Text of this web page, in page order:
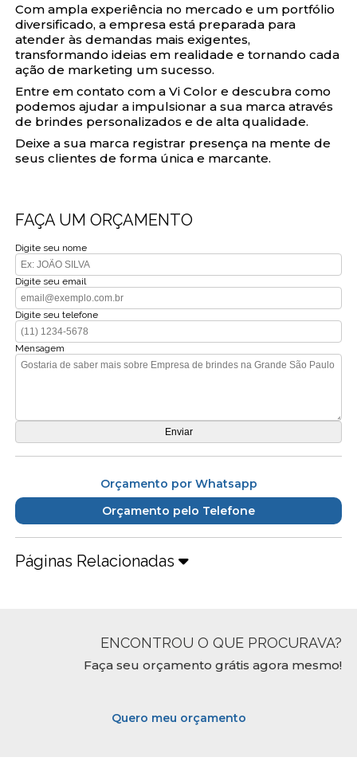
Com ampla experiência no mercado e um portfólio
diversificado, a empresa está preparada para
atender às demandas mais exigentes,
transformando ideias em realidade e tornando cada
ação de marketing um sucesso.
Entre em contato com a Vi Color e descubra como
podemos ajudar a impulsionar a sua marca através
de brindes personalizados e de alta qualidade.
Deixe a sua marca registrar presença na mente de
seus clientes de forma única e marcante.
FAÇA UM ORÇAMENTO
Digite seu nome
Digite seu email
Digite seu telefone
Mensagem
Orçamento por Whatsapp
Orçamento pelo Telefone
Páginas Relacionadas
ENCONTROU O QUE PROCURAVA?
Faça seu orçamento grátis agora mesmo!
Quero meu orçamento